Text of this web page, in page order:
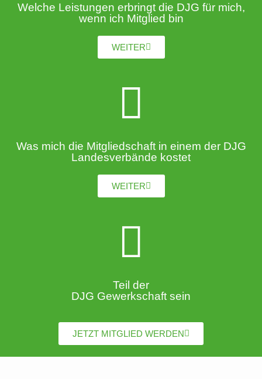
Welche Leistungen erbringt die DJG für mich,
wenn ich Mitglied bin
WEITER
Was mich die Mitgliedschaft in einem der DJG
Landesverbände kostet
WEITER
Teil der
DJG Gewerkschaft sein
JETZT MITGLIED WERDEN